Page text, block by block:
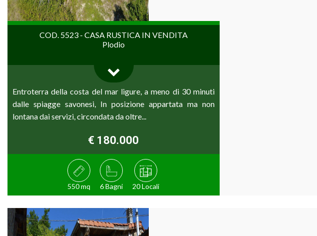
COD. 5523 - CASA RUSTICA IN VENDITA
Plodio
Entroterra della costa del mar ligure, a meno di 30 minuti
dalle spiagge savonesi, In posizione appartata ma non
lontana dai servizi, circondata da oltre...
€ 180.000
550 mq 6 Bagni 20 Locali